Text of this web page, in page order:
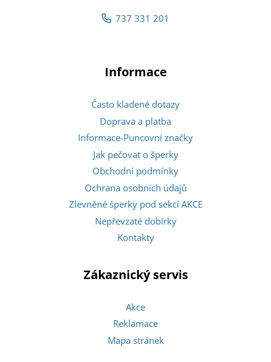
737 331 201
Informace
Často kladené dotazy
Doprava a platba
Informace-Puncovní značky
Jak pečovat o šperky
Obchodní podmínky
Ochrana osobních údajů
Zlevněné šperky pod sekcí AKCE
Nepřevzaté dobírky
Kontakty
Zákaznický servis
Akce
Reklamace
Mapa stránek